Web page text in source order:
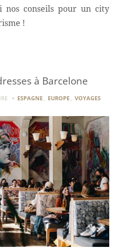
conseils pour un city
!
à Barcelone
ESPAGNE , EUROPE , VOYAGES